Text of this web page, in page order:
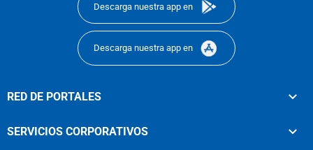
Descarga nuestra app en
Descarga nuestra app en
RED DE PORTALES
SERVICIOS CORPORATIVOS